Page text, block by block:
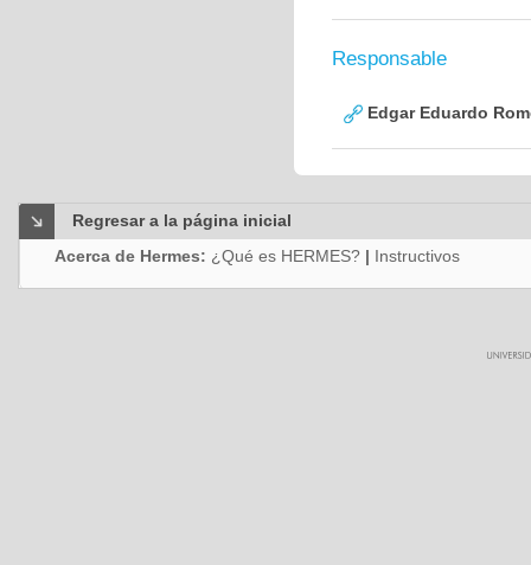
Responsable
Edgar Eduardo
Regresar a la página inicial
Acerca de Hermes: ¿Qué es HERMES? | Instructivos